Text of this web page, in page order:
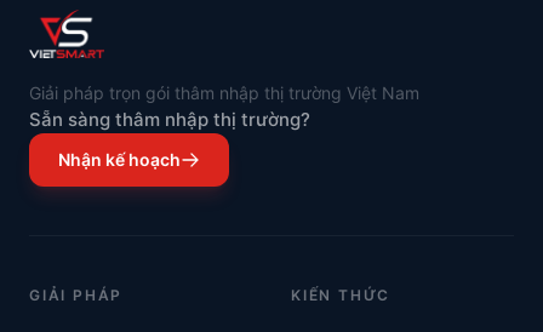
Giải pháp trọn gói thâm nhập thị trường Việt Nam
Sẵn sàng thâm nhập thị trường?
Nhận kế hoạch
GIẢI PHÁP KIẾN THỨC